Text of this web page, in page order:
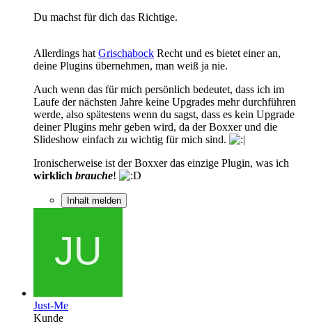
Du machst für dich das Richtige.
Allerdings hat Grischabock Recht und es bietet einer an,
deine Plugins übernehmen, man weiß ja nie.
Auch wenn das für mich persönlich bedeutet, dass ich im
Laufe der nächsten Jahre keine Upgrades mehr durchführen
werde, also spätestens wenn du sagst, dass es kein Upgrade
deiner Plugins mehr geben wird, da der Boxxer und die
Slideshow einfach zu wichtig für mich sind.
Ironischerweise ist der Boxxer das einzige Plugin, was ich
wirklich brauche!
Inhalt melden
Just-Me
Kunde